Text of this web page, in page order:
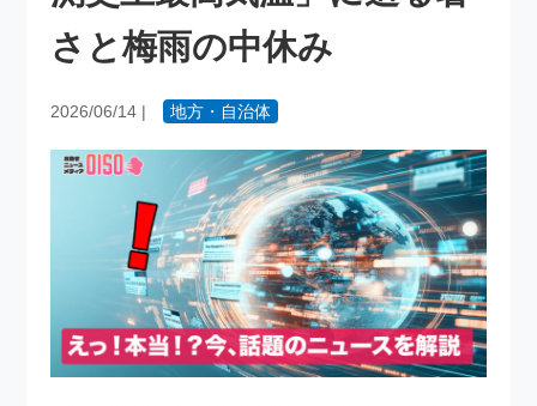
さと梅雨の中休み
2026/06/14 | 地方・自治体